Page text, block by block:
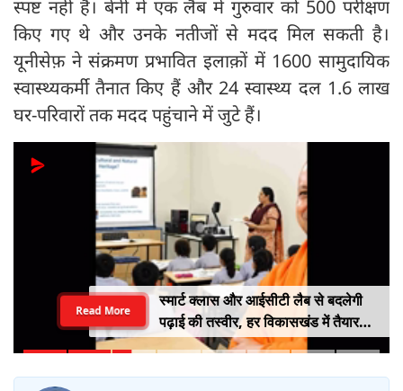
स्पष्ट नहीं है। बेनी में एक लैब में गुरुवार को 500 परीक्षण
किए गए थे और उनके नतीजों से मदद मिल सकती है।
यूनीसेफ़ ने संक्रमण प्रभावित इलाक़ों में 1600 सामुदायिक
स्वास्थ्यकर्मी तैनात किए हैं और 24 स्वास्थ्य दल 1.6 लाख
घर-परिवारों तक मदद पहुंचाने में जुटे हैं।
स्मार्ट क्लास और आईसीटी लैब से बदलेगी
पढ़ाई की तस्वीर, हर विकासखंड में तैयार
होंगे मास्टर ट्रेनर
Read More